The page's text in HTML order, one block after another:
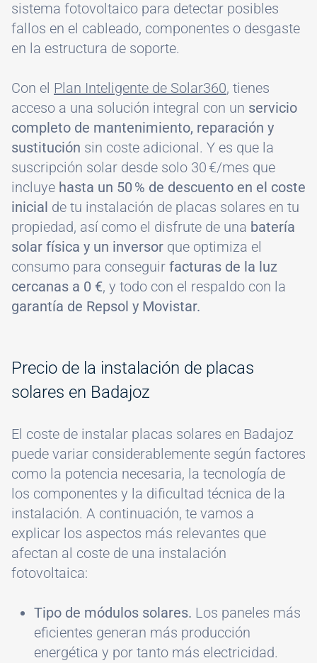
sistema fotovoltaico para detectar posibles
fallos en el cableado, componentes o desgaste
en la estructura de soporte.
Con el Plan Inteligente de Solar360, tienes
acceso a una solución integral con un servicio
completo de mantenimiento, reparación y
sustitución sin coste adicional. Y es que la
suscripción solar desde solo 30 €/mes que
incluye hasta un 50 % de descuento en el coste
inicial de tu instalación de placas solares en tu
propiedad, así como el disfrute de una batería
solar física y un inversor que optimiza el
consumo para conseguir facturas de la luz
cercanas a 0 €, y todo con el respaldo con la
garantía de Repsol y Movistar.
Precio de la instalación de placas
solares en Badajoz
El coste de instalar placas solares en Badajoz
puede variar considerablemente según factores
como la potencia necesaria, la tecnología de
los componentes y la dificultad técnica de la
instalación. A continuación, te vamos a
explicar los aspectos más relevantes que
afectan al coste de una instalación
fotovoltaica:
Tipo de módulos solares. Los paneles más
eficientes generan más producción
energética y por tanto más electricidad.